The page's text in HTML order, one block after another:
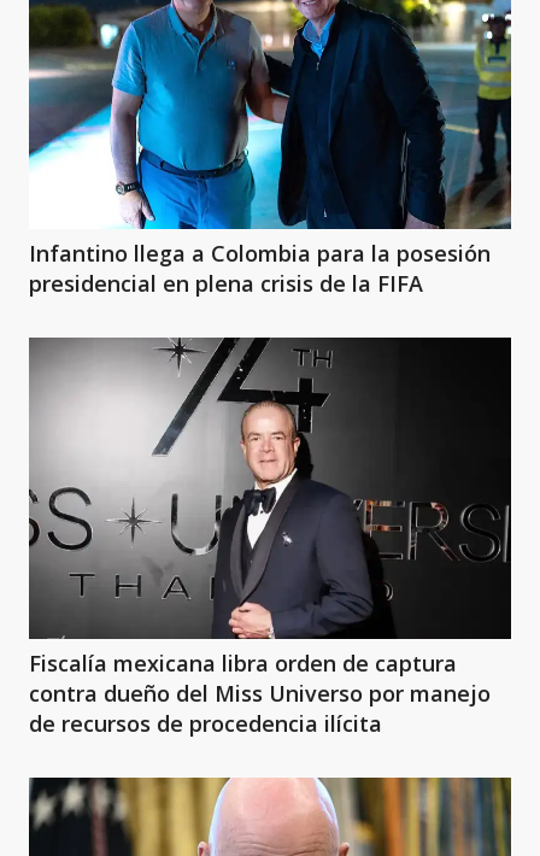
Infantino llega a Colombia para la posesión
presidencial en plena crisis de la FIFA
Fiscalía mexicana libra orden de captura
contra dueño del Miss Universo por manejo
de recursos de procedencia ilícita